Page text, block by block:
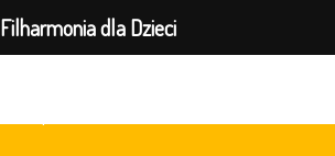
Filharmonia dla Dzieci